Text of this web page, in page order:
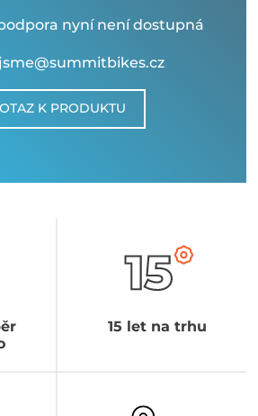
nyní není dostupná
K PRODUKTU
15 let na trhu